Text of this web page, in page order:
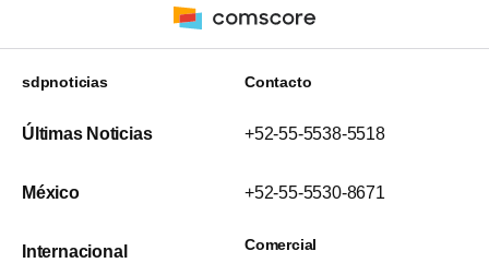
sdpnoticias
Últimas Noticias
México
Internacional
Contacto
+52-55-5538-5518
+52-55-5530-8671
Comercial